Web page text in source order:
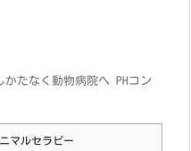
たなく動物病院へ PHコン
マルセラピー